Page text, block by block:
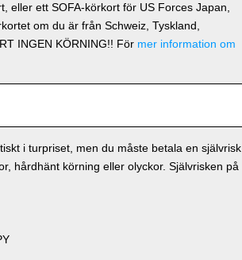
eller ett SOFA-körkort för US Forces Japan,
om du är från Schweiz, Tyskland,
INGEN KÖRNING!! För mer information om
i turpriset, men du måste betala en självrisk
hårdhänt körning eller olyckor. Självrisken på